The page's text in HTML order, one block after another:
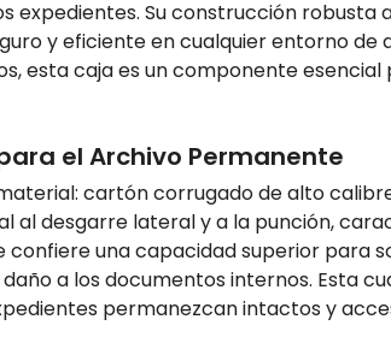
expedientes. Su construcción
y eficiente en cualquier entorno de
esta caja es un componente
el Archivo Permanente
cartón corrugado de alto
al desgarre lateral y a la punción,
una capacidad superior para
a los documentos internos. Esta
permanezcan intactos y